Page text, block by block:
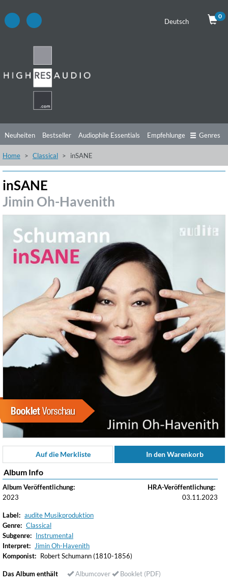
Deutsch
0
Neuheiten Bestseller Audiophile Essentials Empfehlungen
Hörtipps Top Alben Angebote
Genres
Home Classical inSANE
inSANE
Jimin Oh-Havenith
Auf die Merkliste In den Warenkorb
Album Info
Album Veröffentlichung:
2023
HRA-Veröffentlichung:
03.11.2023
Label: audite Musikproduktion
Genre: Classical
Subgenre: Instrumental
Interpret:
Jimin Oh-Havenith
Komponist: Robert Schumann (1810-1856)
Das Album enthält Albumcover Booklet (PDF)